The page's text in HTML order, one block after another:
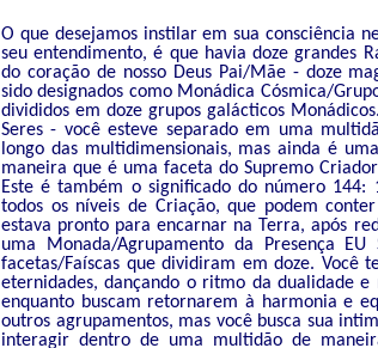
O que desejamos instilar em sua consciência
seu entendimento, é que havia doze grandes
do coração de nosso Deus Pai/Mãe - doze
sido designados como Monádica Cósmica/
divididos em doze grupos galácticos
Seres - você esteve separado em uma
longo das multidimensionais, mas ainda é
maneira que é uma faceta do Supremo
Este é também o significado do número
todos os níveis de Criação, que podem
estava pronto para encarnar na Terra, após
uma Monada/Agrupamento da Presença
facetas/Faíscas que dividiram em doze. Você
eternidades, dançando o ritmo da dualidade
enquanto buscam retornarem à harmonia e
outros agrupamentos, mas você busca sua
interagir dentro de uma multidão de